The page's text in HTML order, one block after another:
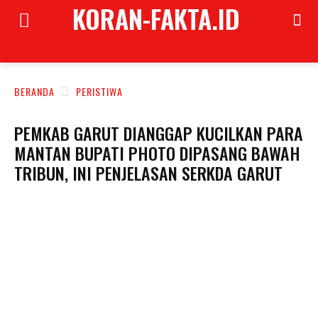
KORAN-FAKTA.ID
BERANDA PERISTIWA
PEMKAB GARUT DIANGGAP KUCILKAN PARA
MANTAN BUPATI PHOTO DIPASANG BAWAH
TRIBUN, INI PENJELASAN SERKDA GARUT